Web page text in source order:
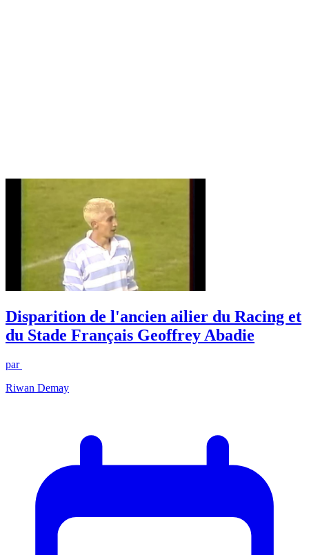
Disparition de l'ancien ailier du Racing et
du Stade Français Geoffrey Abadie
par
Riwan Demay